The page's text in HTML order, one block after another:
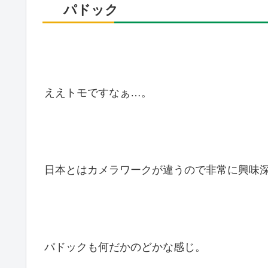
パドック
ええトモですなぁ…。
日本とはカメラワークが違うので非常に興味
パドックも何だかのどかな感じ。